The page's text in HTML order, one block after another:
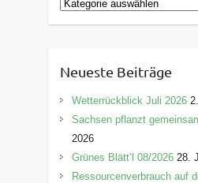
K
a
g
o
r
e
n
Neueste Beiträge
Wetterrückblick Juli 2026
Sachsen pflanzt
2026
Grünes Blätt’l 08/2026 28.
Ressourcenverbrauch auf